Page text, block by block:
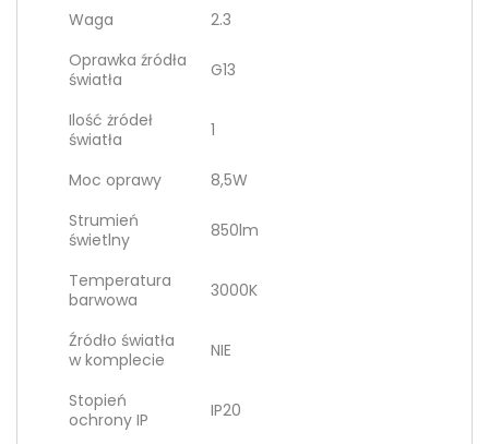
Waga
2.3
Oprawka źródła
światła
G13
Ilość żródeł
światła
1
Moc oprawy
8,5W
Strumień
świetlny
850lm
Temperatura
barwowa
3000K
Źródło światła
w komplecie
NIE
Stopień
ochrony IP
IP20